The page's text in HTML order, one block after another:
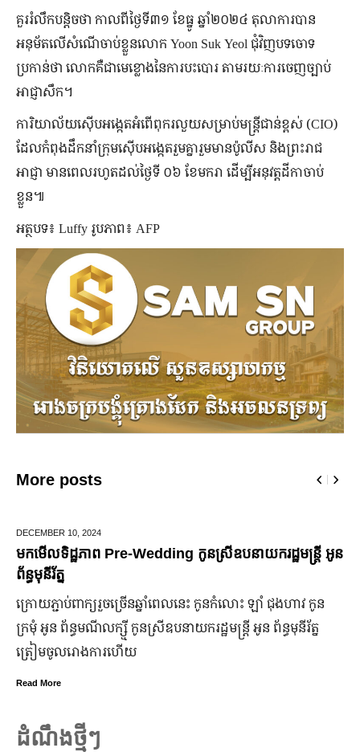
គួររំលឹកបន្តិចថា កាលពីថ្ងៃទី៣១ ខែធ្នូ ឆ្នាំ២០២៤ តុលាការបាន
អនុម័តលើសំណើចាប់ខ្លួនលោក Yoon Suk Yeol ជុំវិញបទចោទ
ប្រកាន់ថា លោកគឺជាមេខ្លោងនៃការបះបោរ តាមរយៈការចេញច្បាប់
អាជ្ញាសឹក។
ការិយាល័យស៊ើបអង្កេតអំពើពុករលួយសម្រាប់មន្ត្រីជាន់ខ្ពស់ (CIO)
ដែលកំពុងដឹកនាំក្រុមស៊ើបអង្កេតរួមគ្នារួមមានប៉ូលីស និងព្រះរាជ
អាជ្ញា មានពេលរហូតដល់ថ្ងៃទី ០៦ ខែមករា ដើម្បីអនុវត្តដីកាចាប់
ខ្លួន៕
អត្ថបទ៖ Luffy រូបភាព៖ AFP
More posts
2024
ាព Pre-Wedding កូនស្រីឧបនាយករដ្ឋមន្រ្តី អូន
ក្យ​រួច​ច្រើន​ឆ្នាំ​ពេលនេះ កូនកំលោះ ឡាំ ជុងហាវ កូន
ណីលក្ស្មី កូនស្រី​ឧបនាយករដ្ឋមន្ត្រី អូន ព័ន្ធមុនីរ័ត្ន
ការ​ហើយ
មកដឹងប្រា
ក្រុមហ៊ុន
ឡើង បើទោះ
ដំណឹងថ្មីៗ